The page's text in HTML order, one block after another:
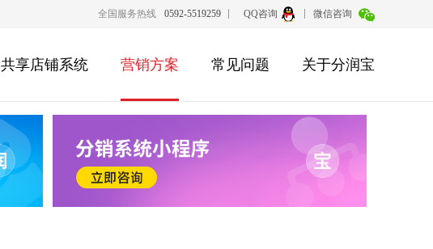
全国服务热线 0592-5519259 QQ咨询 微信咨询
共享店铺系统 营销方案 常见问题 关于分润宝